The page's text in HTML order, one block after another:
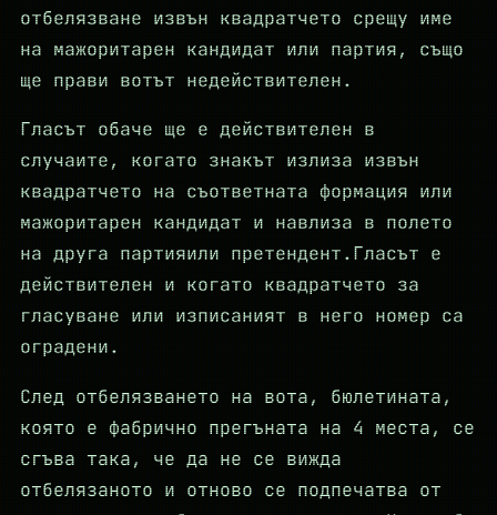
отбелязване извън квадратчето срещу име
на мажоритарен кандидат или партия, също
ще прави вотът недействителен.
Гласът обаче ще е действителен в
случаите, когато знакът излиза извън
квадратчето на съответната формация или
мажоритарен кандидат и навлиза в полето
на друга партияили претендент.Гласът е
действителен и когато квадратчето за
гласуване или изписаният в него номер са
оградени.
След отбелязването на вота, бюлетината,
която е фабрично прегъната на 4 места, се
сгъва така, че да не се вижда
отбелязаното и отново се подпечатва от